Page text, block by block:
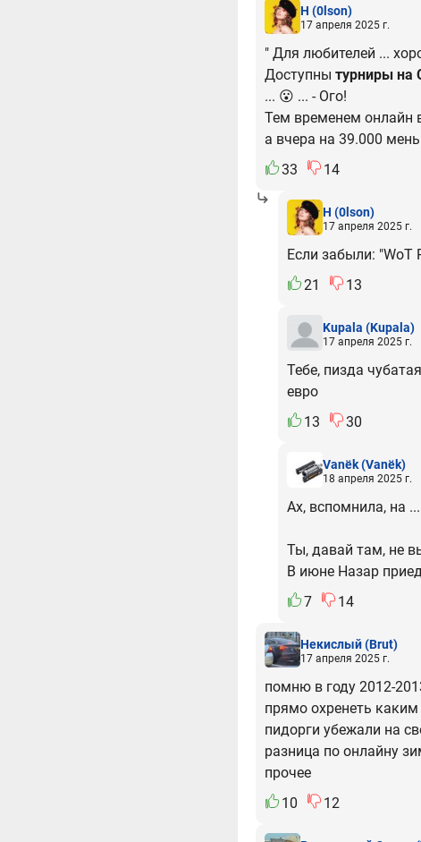
H (0lson)
17 апреля 2025 г.
" Для любителей ...
Доступны турниры на
... 😮 ... - Ого!
Тем временем онлайн
а вчера на 39.000
33
14
H (0lson)
17 апреля 2025 г.
Если забыли: "WoT
21
13
Kupala (Kupala)
17 апреля 2025 г.
Тебе, пизда
евро
13
30
Vanёk(Vanёk)
18 апреля 2025 г.
Ах, вспомнила, на ...
Ты, давай там, не
В июне Назар
7
14
Некислый(Brut)
17 апреля 2025 г.
помню в году 2012-
прямо охренеть
пидорги убежали на
разница по онлайну
прочее
10
12